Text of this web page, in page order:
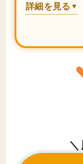
詳細を見る ▼
＼